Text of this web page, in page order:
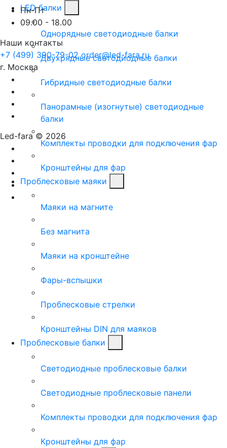
LED балки
Однорядные светодиодные балки
Двухрядные светодиодные балки
Гибридные светодиодные балки
Панорамные (изогнутые) светодиодные
балки
Комплекты проводки для подключения фар
Кронштейны для фар
Проблесковые маяки
Маяки на магните
Без магнита
Маяки на кронштейне
Фары-вспышки
Проблесковые стрелки
Кронштейны DIN для маяков
Проблесковые балки
Светодиодные проблесковые балки
Светодиодные проблесковые панели
Комплекты проводки для подключения фар
Кронштейны для фар
Пн-Пт
09.00 - 18.00
Наши контакты
+7 (499) 390-79-02 order@led-fara.ru
г. Москва
Led-fara © 2026